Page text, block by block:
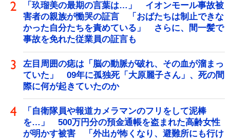
「玖瑠美の最期の言葉は…」 イオンモール事故被
害者の親族が慟哭の証言 「おばたちは制止できな
かった自分たちを責めている」 さらに、間一髪で
事故を免れた従業員の証言も
左目周囲の痣は「脳の動脈が破れ、その血が溜まっ
ていた」 09年に孤独死「大原麗子さん」、死の間
際に何が起きていたのか
「自衛隊員や報道カメラマンのフリをして泥棒
を…」 500万円分の預金通帳を盗まれた高齢女性
が明かす被害 「外出が怖くなり、避難所にも行け